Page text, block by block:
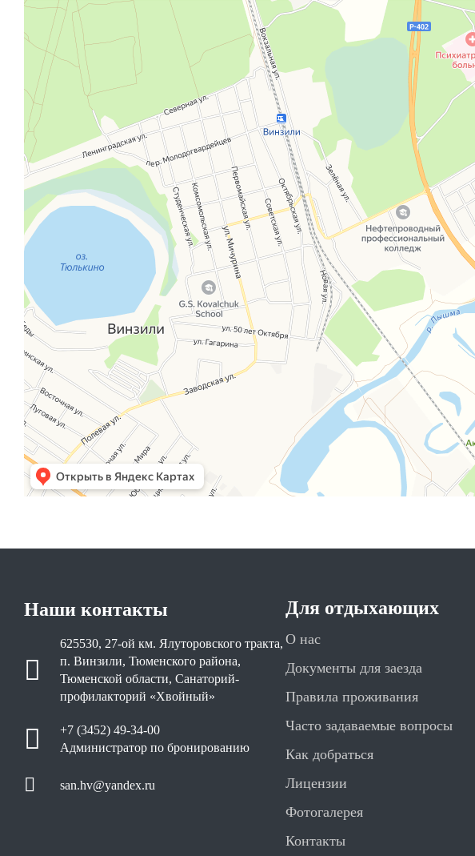
Наши контакты
625530, 27-ой км. Ялуторовского тракта,
п. Винзили, Тюменского района,
Тюменской области, Санаторий-
профилакторий «Хвойный»
+7 (3452) 49-34-00
Администратор по бронированию
san.hv@yandex.ru
Для отдыхающих
О нас
Документы для заезда
Правила проживания
Часто задаваемые вопросы
Как добраться
Лицензии
Фотогалерея
Контакты